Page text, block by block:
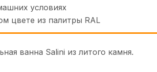
условиях
цвете из палитры RAL
ванна Salini из литого камня.